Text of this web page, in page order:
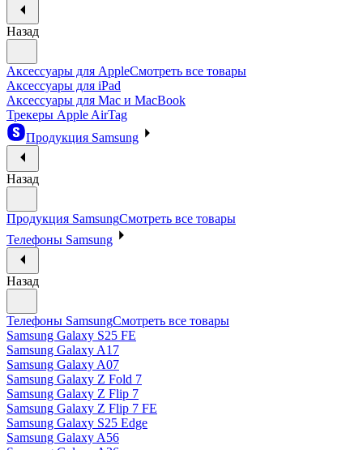
Назад
Аксессуары для AppleСмотреть все товары
Аксессуары для iPad
Аксессуары для Mac и MacBook
Трекеры Apple AirTag
Продукция Samsung
Назад
Продукция SamsungСмотреть все товары
Телефоны Samsung
Назад
Телефоны SamsungСмотреть все товары
Samsung Galaxy S25 FE
Samsung Galaxy A17
Samsung Galaxy A07
Samsung Galaxy Z Fold 7
Samsung Galaxy Z Flip 7
Samsung Galaxy Z Flip 7 FE
Samsung Galaxy S25 Edge
Samsung Galaxy A56